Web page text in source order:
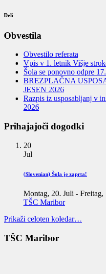
Deli
Obvestila
Obvestilo referata
Vpis v 1. letnik Višje
Šola se ponovno odpre
BREZPLAČNA
JESEN 2026
Razpis iz usposabljanj v
2026
Prihajajoči dogodki
20
Jul
(Slovenian) Šola je zaprta!
Montag, 20. Juli - Freitag,
TŠC Maribor
Prikaži celoten koledar…
TŠC Maribor